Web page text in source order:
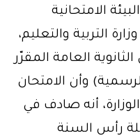
الامتحانية
التربية والتعليم،
العامة المقرّر
الرسمية) وأن الامتحان
أنه صادف في
رأس السنة